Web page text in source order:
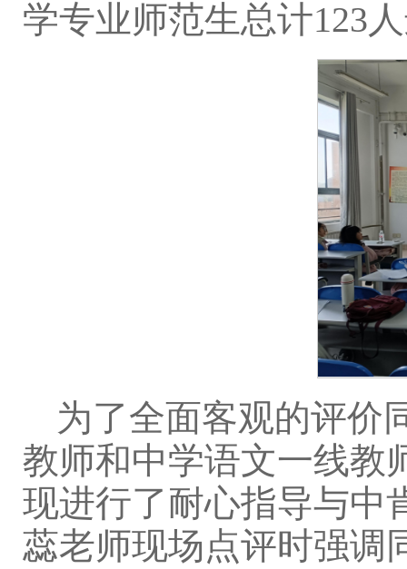
学专业师范生总计123
为了全面客观的评价
教师和中学语文一线教
现进行了耐心指导与中
蕊老师现场点评时强调